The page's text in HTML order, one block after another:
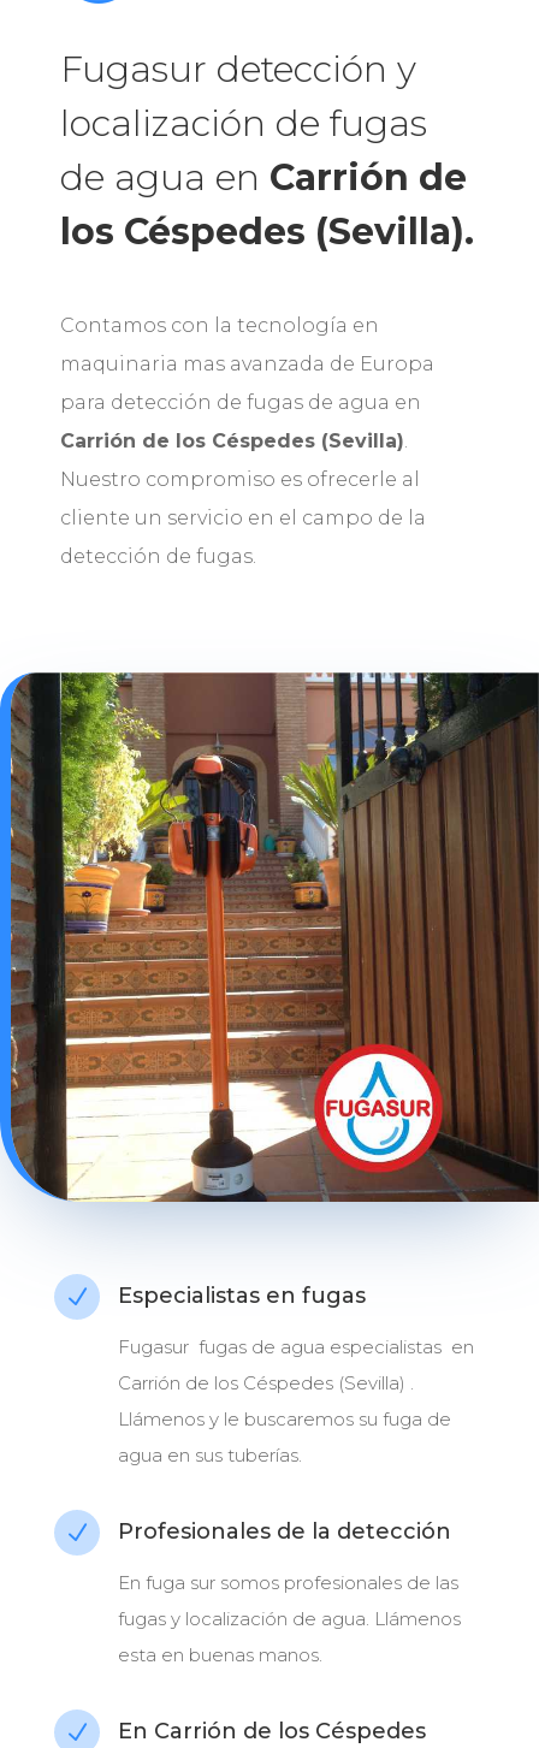
Fugasur detección y
localización de fugas
de agua en Carrión de
los Céspedes (Sevilla).
Contamos con la tecnología en
maquinaria mas avanzada de Europa
para detección de fugas de agua en
Carrión de los Céspedes (Sevilla).
Nuestro compromiso es ofrecerle al
cliente un servicio en el campo de la
detección de fugas.
N Especialistas en fugas
Fugasur fugas de agua especialistas en
Carrión de los Céspedes (Sevilla) .
Llámenos y le buscaremos su fuga de
agua en sus tuberías.
N Profesionales de la detección
En fuga sur somos profesionales de las
fugas y localización de agua. Llámenos
esta en buenas manos.
N
En Carrión de los Céspedes